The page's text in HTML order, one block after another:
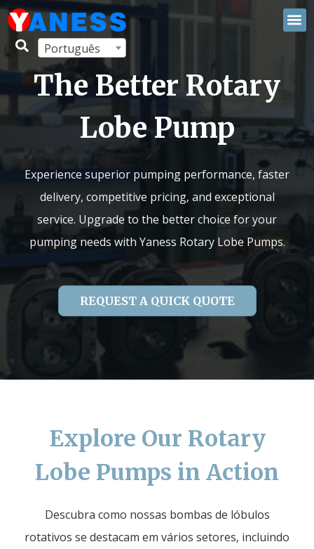
Português
The Better Rotary
Lobe Pump
Experience superior pumping performance, faster
delivery, competitive pricing, and exceptional
service. Upgrade to the better choice for your
pumping needs with Yaness Rotary Lobe Pumps.
REQUEST A QUICK QUOTE
Explore Our Rotary
Lobe Pumps in Action
Descubra como nossas bombas de lóbulos
rotativos se destacam em vários setores, incluindo